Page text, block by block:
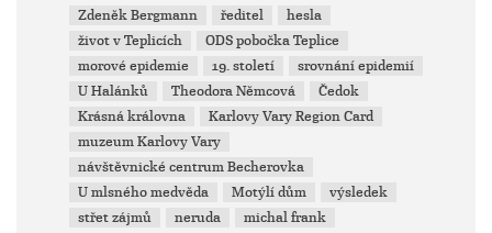
Zdeněk Bergmann
ředitel
hesla
život v Teplicích
ODS pobočka Teplice
morové epidemie
19. století
srovnání epidemií
U Halánků
Theodora Němcová
Čedok
Krásná královna
Karlovy Vary Region Card
muzeum Karlovy Vary
návštěvnické centrum Becherovka
U mlsného medvěda
Motýlí dům
výsledek
střet zájmů
neruda
michal frank